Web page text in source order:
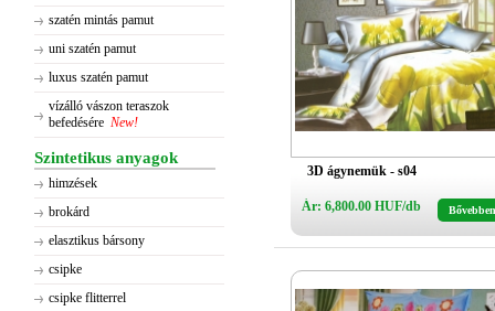
szatén mintás pamut
uni szatén pamut
luxus szatén pamut
vízálló vászon teraszok
befedésére New!
Szintetikus anyagok
himzések
brokárd
elasztikus bársony
csipke
csipke flitterrel
3D ágynemük - s04
Ár: 6,800.00 HUF/db Bővebben